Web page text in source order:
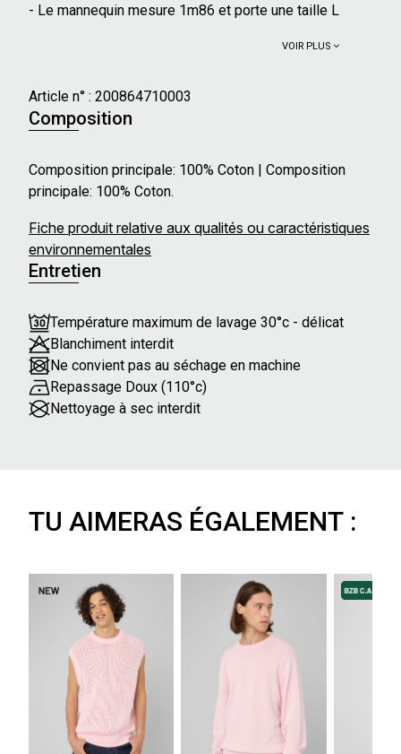
- Le mannequin mesure 1m86 et porte une taille L
VOIR PLUS
Article n° : 200864710003
Composition
Composition principale: 100% Coton | Composition
principale: 100% Coton.
Fiche produit relative aux qualités ou caractéristiques
environnementales
Entretien
Température maximum de lavage 30°c - délicat
Blanchiment interdit
Ne convient pas au séchage en machine
Repassage Doux (110°c)
Nettoyage à sec interdit
TU AIMERAS ÉGALEMENT :